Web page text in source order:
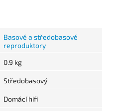
Basové a středobasové
reproduktory
0.9 kg
Středobasový
Domácí hifi